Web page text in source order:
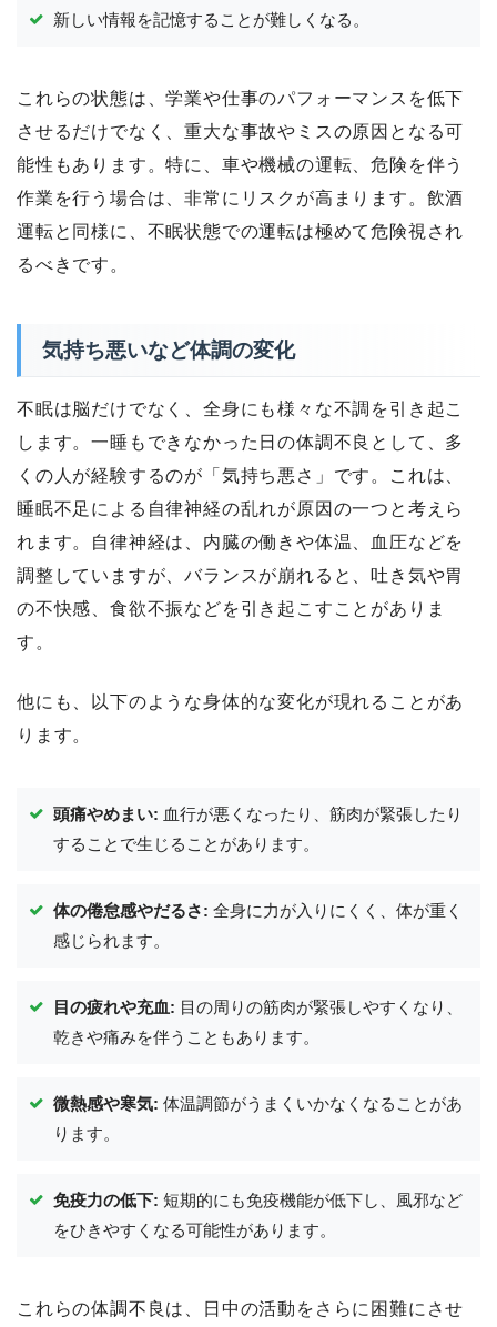
新しい情報を記憶することが難しくなる。
これらの状態は、学業や仕事のパフォーマンスを低下
させるだけでなく、重大な事故やミスの原因となる可
能性もあります。特に、車や機械の運転、危険を伴う
作業を行う場合は、非常にリスクが高まります。飲酒
運転と同様に、不眠状態での運転は極めて危険視され
るべきです。
気持ち悪いなど体調の変化
不眠は脳だけでなく、全身にも様々な不調を引き起こ
します。一睡もできなかった日の体調不良として、多
くの人が経験するのが「気持ち悪さ」です。これは、
睡眠不足による自律神経の乱れが原因の一つと考えら
れます。自律神経は、内臓の働きや体温、血圧などを
調整していますが、バランスが崩れると、吐き気や胃
の不快感、食欲不振などを引き起こすことがありま
す。
他にも、以下のような身体的な変化が現れることがあ
ります。
頭痛やめまい: 血行が悪くなったり、筋肉が緊張したり
することで生じることがあります。
体の倦怠感やだるさ: 全身に力が入りにくく、体が重く
感じられます。
目の疲れや充血: 目の周りの筋肉が緊張しやすくなり、
乾きや痛みを伴うこともあります。
微熱感や寒気: 体温調節がうまくいかなくなることがあ
ります。
免疫力の低下: 短期的にも免疫機能が低下し、風邪など
をひきやすくなる可能性があります。
これらの体調不良は、日中の活動をさらに困難にさせ